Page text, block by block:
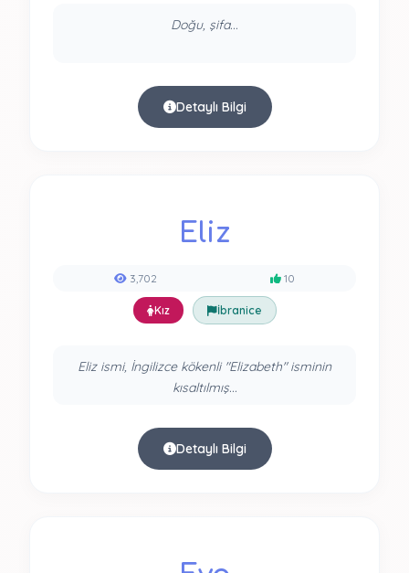
Doğu, şifa...
Detaylı Bilgi
Eliz
3,702 10
Kız İbranice
Eliz ismi, İngilizce kökenli "Elizabeth" isminin
kısaltılmış...
Detaylı Bilgi